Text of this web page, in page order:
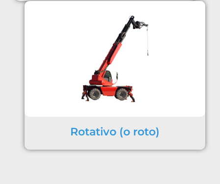
Rotativo (o roto)